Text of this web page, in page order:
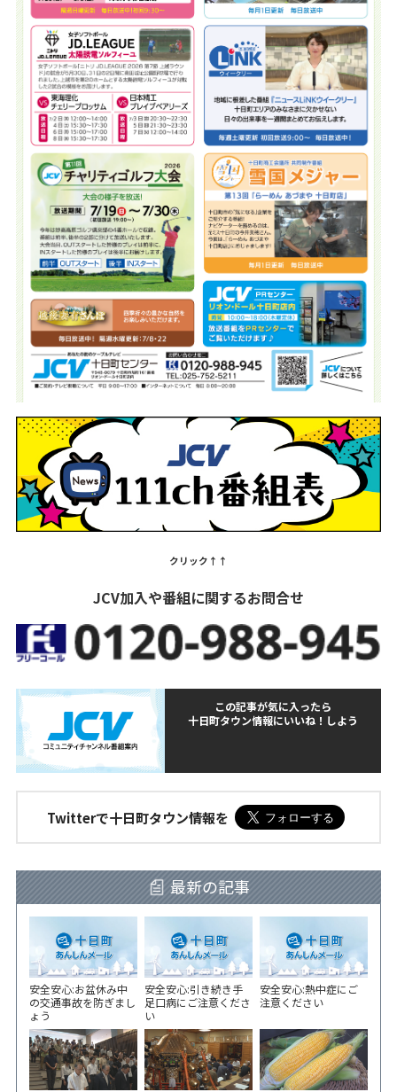
クリック↑↑
JCV加入や番組に関するお問合せ
この記事が気に入ったら
十日町タウン情報にいいね！しよう
Twitterで十日町タウン情報を
最新の記事
安全安心:お盆休み中
の交通事故を防ぎまし
ょう
安全安心:引き続き手
足口病にご注意くださ
い
安全安心:熱中症にご
注意ください